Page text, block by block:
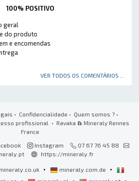
100% POSITIVO
geral
do produto
e encomendas
VER TODOS OS COMENTÁRIOS ...
• Confidencialidade • Quem somos ?•
profissional • Ravaka & Mineraly Rennes
France
Instagram
07 67 76 45 88
https://mineraly.fr
• mineraly.com.de •